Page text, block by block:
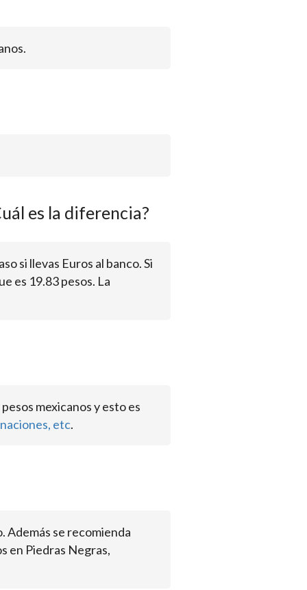
es la diferencia?
si llevas Euros al banco. Si
es 19.83 pesos. La
mexicanos y esto es
etc.
Además se recomienda
en Piedras Negras,